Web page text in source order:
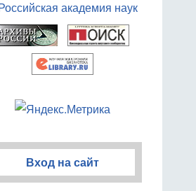
Вход на сайт